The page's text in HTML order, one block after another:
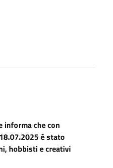
informa che con
è stato
hobbisti e creativi